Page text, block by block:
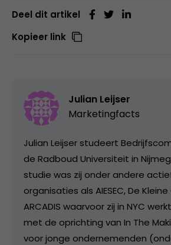
Deel dit artikel
Kopieer link
Julian Leijser
Marketingfacts
Julian Leijser studeert
de Radboud Universiteit in
studie was zij onder andere
organisaties als AIESEC, De
ARCADIS waarvoor zij in NYC
met de oprichting van In The
voor jonge ondernemenden